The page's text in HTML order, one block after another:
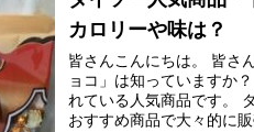
カロリーや味は？
皆さんこんにちは。 皆さ
ョコ」は知っていますか
れている人気商品です。
おすすめ商品で大々的に